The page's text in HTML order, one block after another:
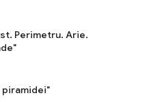
Perimetru. Arie.
piramidei"